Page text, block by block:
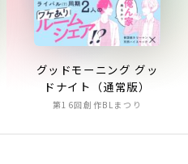
グッドモーニング グッ
ドナイト（通常版）
第16回創作BLまつり